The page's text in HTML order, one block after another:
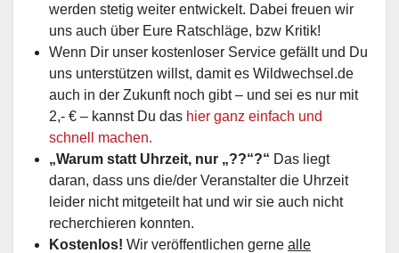
werden stetig weiter entwickelt. Dabei freuen wir
uns auch über Eure Ratschläge, bzw Kritik!
Wenn Dir unser kostenloser Service gefällt und Du
uns unterstützen willst, damit es Wildwechsel.de
auch in der Zukunft noch gibt – und sei es nur mit
2,- € – kannst Du das hier ganz einfach und
schnell machen.
„Warum statt Uhrzeit, nur „??“?“ Das liegt
daran, dass uns die/der Veranstalter die Uhrzeit
leider nicht mitgeteilt hat und wir sie auch nicht
recherchieren konnten.
Kostenlos! Wir veröffentlichen gerne alle